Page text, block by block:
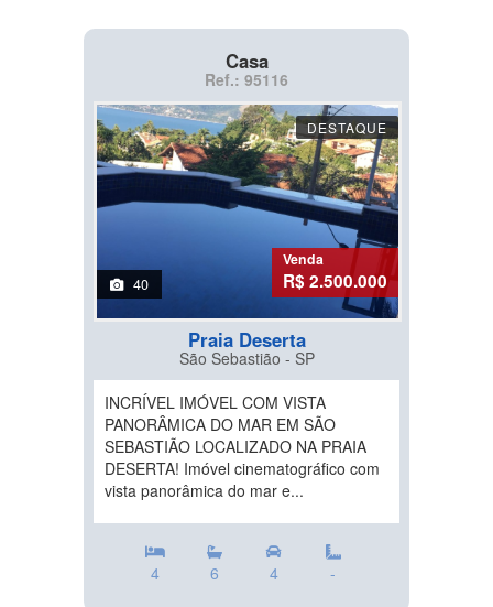
Casa
Ref.: 95116
DESTAQUE
40
Venda
R$ 2.500.000
Praia Deserta
São Sebastião - SP
INCRÍVEL IMÓVEL COM VISTA
PANORÂMICA DO MAR EM SÃO
SEBASTIÃO LOCALIZADO NA PRAIA
DESERTA! Imóvel cinematográfico com
vista panorâmica do mar e...
4 6 4 -